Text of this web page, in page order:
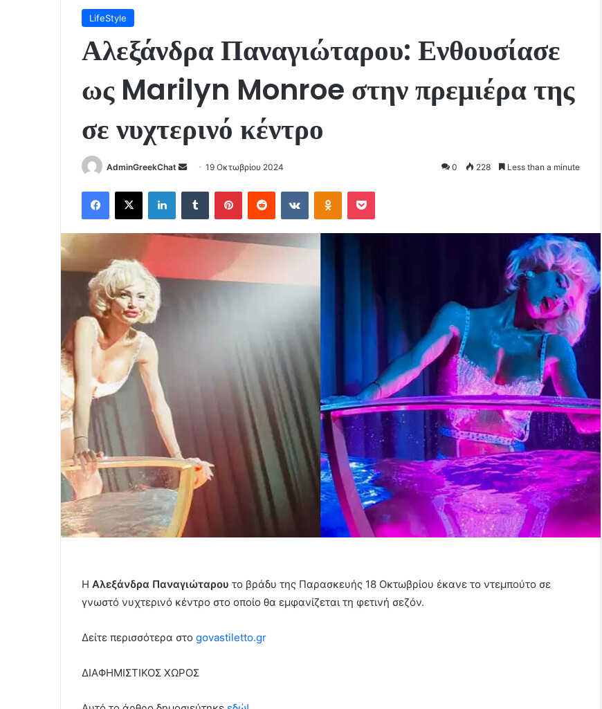
LifeStyle
Αλεξάνδρα Παναγιώταρου: Ενθουσίασε
ως Marilyn Monroe στην πρεμιέρα της
σε νυχτερινό κέντρο
AdminGreekChat
Send
email
19 Οκτωβρίου 2024 0 228 Less than a minute
Facebook
X LinkedInTumblr PinterestReddit VKontakteOdnoklassniki
Pocket
Η Αλεξάνδρα Παναγιώταρου το βράδυ της Παρασκευής 18 Οκτωβρίου έκανε το ντεμπούτο σε
γνωστό νυχτερινό κέντρο στο οποίο θα εμφανίζεται τη φετινή σεζόν.
Δείτε περισσότερα στo govastiletto.gr
ΔΙΑΦΗΜΙΣΤΙΚΟΣ ΧΩΡΟΣ